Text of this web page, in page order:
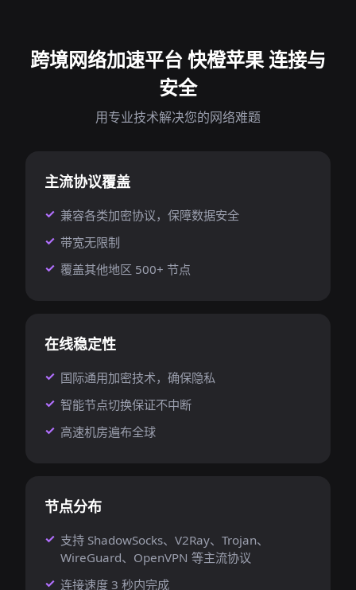
跨境网络加速平台 快橙苹果 连接与
安全
用专业技术解决您的网络难题
主流协议覆盖
兼容各类加密协议，保障数据安全
带宽无限制
覆盖其他地区 500+ 节点
在线稳定性
国际通用加密技术，确保隐私
智能节点切换保证不中断
高速机房遍布全球
节点分布
支持 ShadowSocks、V2Ray、Trojan、
WireGuard、OpenVPN 等主流协议
连接速度 3 秒内完成